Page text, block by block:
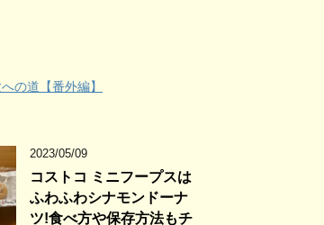
の道【番外編】
2023/05/09
コストコ ミニフープスは
ふわふわシナモンドーナ
ツ!食べ方や保存方法もチ